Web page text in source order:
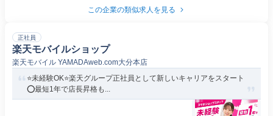
この企業の類似求人を見る
正社員
楽天モバイルショップ
楽天モバイル YAMADAweb.com大分本店
⭐️未経験OK⭐️楽天グループ正社員として新しいキャリアをスタート
⭕️最短1年で店長昇格も...